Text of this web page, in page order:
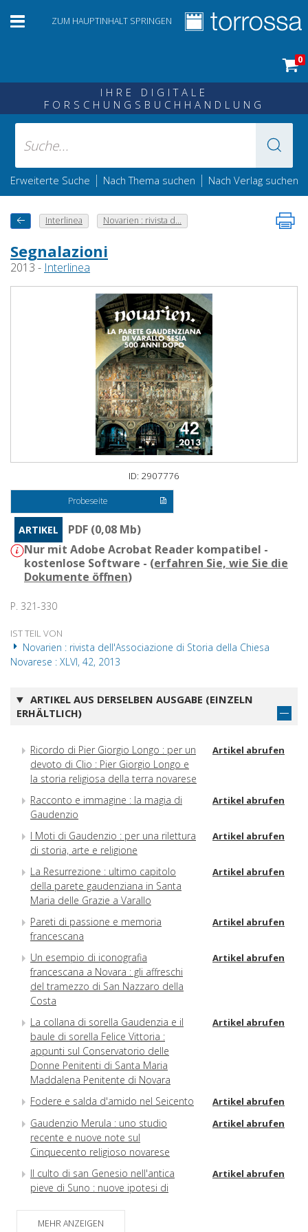
ZUM HAUPTINHALT SPRINGEN
0
IHRE DIGITALE
FORSCHUNGSBUCHHANDLUNG
Erweiterte Suche | Nach Thema suchen | Nach Verlag suchen
Interlinea Novarien : rivista d...
Segnalazioni
2013 - Interlinea
ID: 2907776
Probeseite
ARTIKEL
PDF (0,08 Mb)
Nur mit Adobe Acrobat Reader kompatibel -
kostenlose Software - (erfahren Sie, wie Sie die
Dokumente öffnen)
P. 321-330
IST TEIL VON
Novarien : rivista dell'Associazione di Storia della Chiesa
Novarese : XLVI, 42, 2013
ARTIKEL AUS DERSELBEN AUSGABE (EINZELN
ERHÄLTLICH)
Ricordo di Pier Giorgio Longo : per un
devoto di Clio : Pier Giorgio Longo e
la storia religiosa della terra novarese
Artikel abrufen
Racconto e immagine : la magia di
Gaudenzio
Artikel abrufen
I Moti di Gaudenzio : per una rilettura
di storia, arte e religione
Artikel abrufen
La Resurrezione : ultimo capitolo
della parete gaudenziana in Santa
Maria delle Grazie a Varallo
Artikel abrufen
Pareti di passione e memoria
francescana
Artikel abrufen
Un esempio di iconografia
francescana a Novara : gli affreschi
del tramezzo di San Nazzaro della
Costa
Artikel abrufen
La collana di sorella Gaudenzia e il
baule di sorella Felice Vittoria :
appunti sul Conservatorio delle
Donne Penitenti di Santa Maria
Maddalena Penitente di Novara
Artikel abrufen
Fodere e salda d'amido nel Seicento Artikel abrufen
Gaudenzio Merula : uno studio
recente e nuove note sul
Cinquecento religioso novarese
Artikel abrufen
Il culto di san Genesio nell'antica
pieve di Suno : nuove ipotesi di
Artikel abrufen
La chiesa di San Pietro a Carpignano
MEHR ANZEIGEN